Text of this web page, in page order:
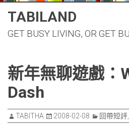
content
TABILAND
GET BUSY LIVING, OR GET
新年無聊遊戲：
Dash
TABITHA 2008-02-08 回帶短評